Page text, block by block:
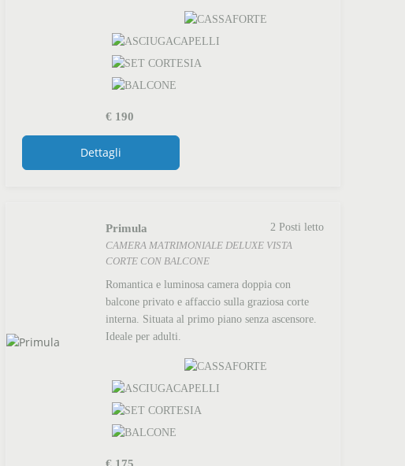
€ 190
Dettagli
Primula 2 Posti letto
CAMERA MATRIMONIALE DELUXE VISTA
CORTE CON BALCONE
Romantica e luminosa camera doppia con
balcone privato e affaccio sulla graziosa corte
interna. Situata al primo piano senza ascensore.
Ideale per adulti.
€ 175